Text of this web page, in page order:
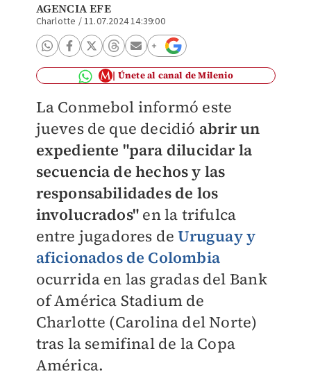
AGENCIA EFE
Charlotte /11.07.2024 14:39:00
Únete al canal de Milenio
La Conmebol informó este
jueves de que decidió abrir un
expediente "para dilucidar la
secuencia de hechos y las
responsabilidades de los
involucrados" en la trifulca
entre jugadores deUruguay y
aficionados de Colombia
ocurrida en las gradas del Bank
of América Stadium de
Charlotte (Carolina del Norte)
tras la semifinal de la Copa
América.